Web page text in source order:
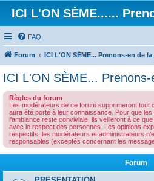
ICI L'ON SÈME......
FAQ
Forum ICI L'ON SÈME... Prenons-en de
ICI L'ON SÈME...
Règles du forum
Les modérateurs de ce forum supprimeront tout
aura été porté à leur connaissance. Pour que
l'ambiance reste conviviale, ils veilleront à ce
avec le respect des personnes. Les opinions
respectifs, les modérateurs et administrateurs
responsables (exceptés concernant les
Forum